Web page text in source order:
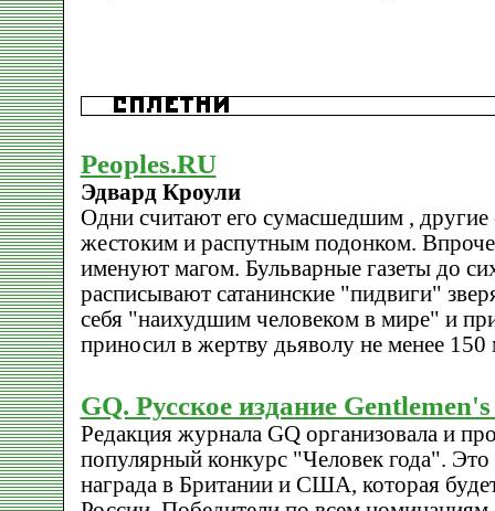
Peoples.RU
Эдвард Кроули
Одни считают его сумасшедшим ,
жестоким и распутным подонком.
именуют магом. Бульварные газеты до
расписывают сатанинские "пидвиги"
себя "наихудшим человеком в мире" и
приносил в жертву дьяволу не менее 150
GQ. Русское издание
Редакция журнала GQ организовала и
популярный конкурс "Человек года". Это
награда в Британии и США, которая